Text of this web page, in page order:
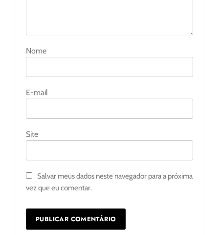
Nome
E-mail
Site
Salvar meus dados neste navegador para a próxima
vez que eu comentar.